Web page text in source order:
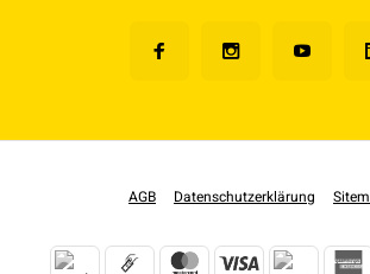
AGB Datenschutzerklärung